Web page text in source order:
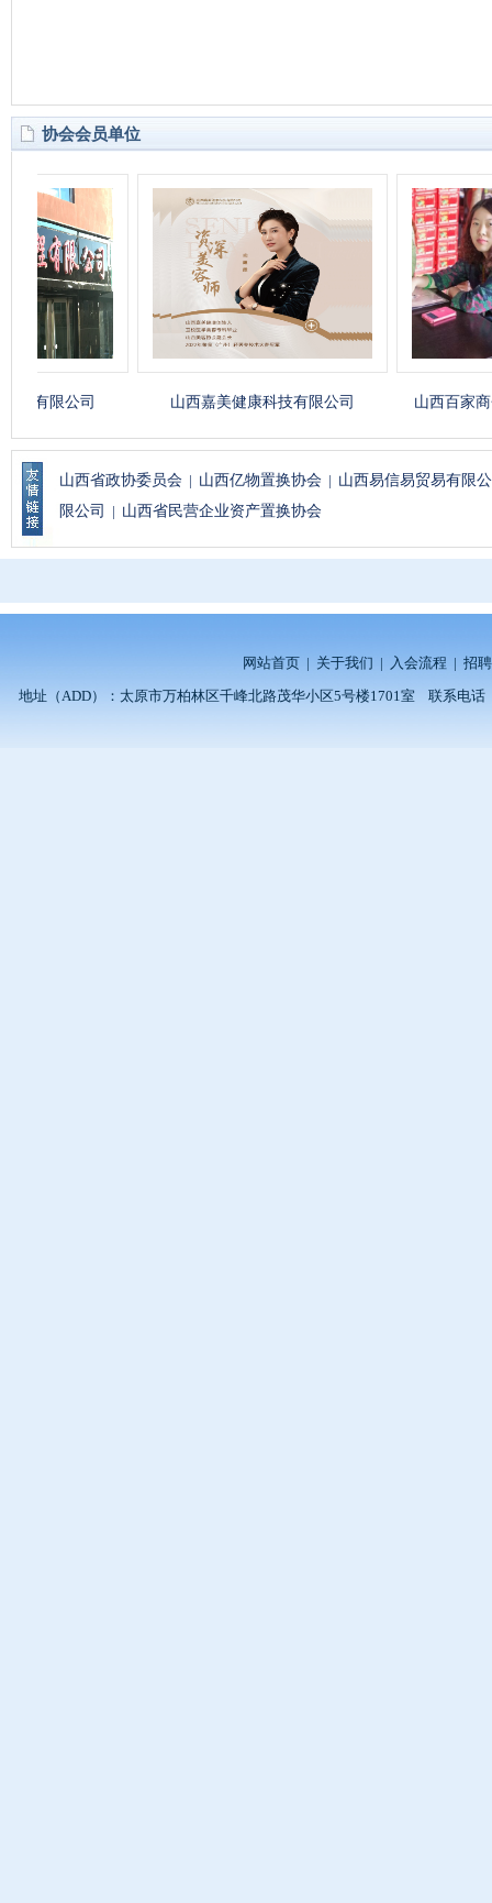
协会会员单位
限公司 山西嘉美健康科技有限公司 山西百家商会
山西省政协委员会 | 山西亿物置换协会 | 山西易信易贸易有限
限公司
| 山西省民营企业资产置换协会
网站首页 | 关于我们 | 入会流程 | 招
地址（ADD）：太原市万柏林区千峰北路茂华小区5号楼1701室 联系电话